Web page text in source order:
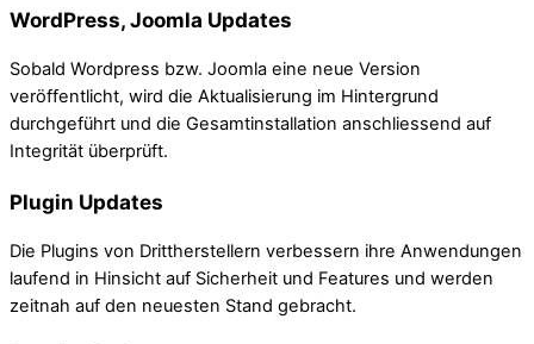
WordPress, Joomla Updates
Sobald Wordpress bzw. Joomla eine neue Version
veröffentlicht, wird die Aktualisierung im Hintergrund
durchgeführt und die Gesamtinstallation anschliessend auf
Integrität überprüft.
Plugin Updates
Die Plugins von Drittherstellern verbessern ihre Anwendungen
laufend in Hinsicht auf Sicherheit und Features und werden
zeitnah auf den neuesten Stand gebracht.